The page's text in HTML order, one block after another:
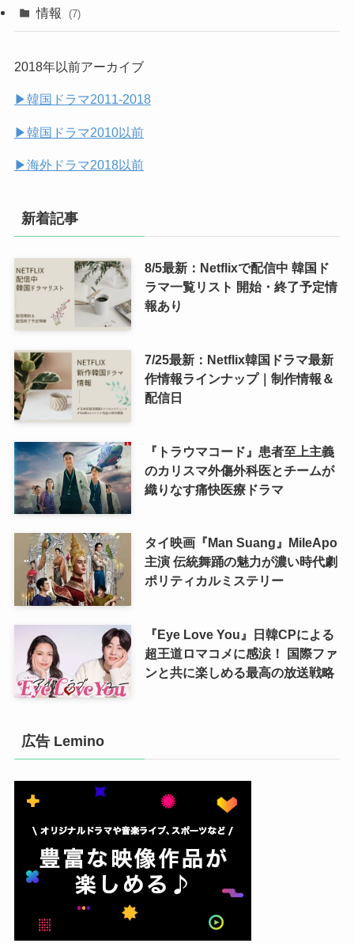
(25)
(14)
(7)
情報 (7)
2018年以前アーカイブ
▶︎韓国ドラマ2011-2018
▶︎韓国ドラマ2010以前
▶︎海外ドラマ2018以前
新着記事
8/5最新：Netflixで配信中 韓国ド
ラマ一覧リスト 開始・終了予定情
報あり
7/25最新：Netflix韓国ドラマ最新
作情報ラインナップ｜制作情報＆
配信日
『トラウマコード』患者至上主義
のカリスマ外傷外科医とチームが
織りなす痛快医療ドラマ
タイ映画『Man Suang』MileApo
主演 伝統舞踊の魅力が濃い時代劇
ポリティカルミステリー
『Eye Love You』日韓CPによる
超王道ロマコメに感涙！ 国際ファ
ンと共に楽しめる最高の放送戦略
広告 Lemino